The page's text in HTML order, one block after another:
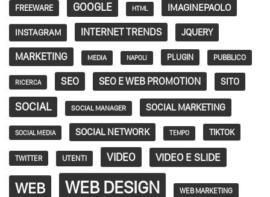
FREEWARE GOOGLE HTML IMAGINEPAOLO
INSTAGRAM INTERNET TRENDS JQUERY
MARKETING MEDIA NAPOLI PLUGIN PUBBLICO
RICERCA SEO SEO E WEB PROMOTION SITO
SOCIAL SOCIAL MANAGER SOCIAL MARKETING
SOCIAL MEDIA SOCIAL NETWORK TEMPO TIKTOK
TWITTER UTENTI VIDEO VIDEO E SLIDE
WEB WEB DESIGN WEB MARKETING